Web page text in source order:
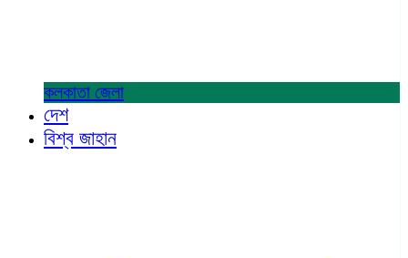
কলকাতা জেলা
দেশ
বিশ্ব জাহান